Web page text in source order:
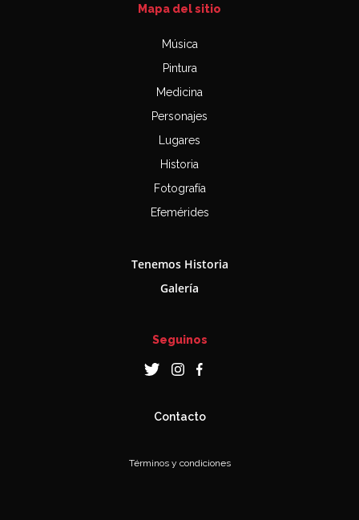
Mapa del sitio
Música
Pintura
Medicina
Personajes
Lugares
Historia
Fotografía
Efemérides
Tenemos Historia
Galería
Seguinos
Contacto
Términos y condiciones